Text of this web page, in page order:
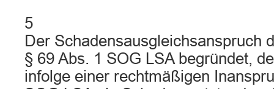
5
Der Schadensausgleichsanspruch
§ 69 Abs. 1 SOG LSA begründet,
infolge einer rechtmäßigen